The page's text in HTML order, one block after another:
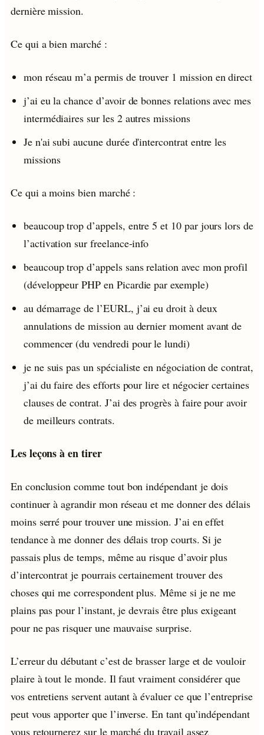
dernière mission.
Ce qui a bien marché :
mon réseau m’a permis de trouver 1 mission en direct
j’ai eu la chance d’avoir de bonnes relations avec mes
intermédiaires sur les 2 autres missions
Je n'ai subi aucune durée d'intercontrat entre les
missions
Ce qui a moins bien marché :
beaucoup trop d’appels, entre 5 et 10 par jours lors de
l’activation sur freelance-info
beaucoup trop d’appels sans relation avec mon profil
(développeur PHP en Picardie par exemple)
au démarrage de l’EURL, j’ai eu droit à deux
annulations de mission au dernier moment avant de
commencer (du vendredi pour le lundi)
je ne suis pas un spécialiste en négociation de contrat,
j’ai du faire des efforts pour lire et négocier certaines
clauses de contrat. J’ai des progrès à faire pour avoir
de meilleurs contrats.
Les leçons à en tirer
En conclusion comme tout bon indépendant je dois
continuer à agrandir mon réseau et me donner des délais
moins serré pour trouver une mission. J’ai en effet
tendance à me donner des délais trop courts. Si je
passais plus de temps, même au risque d’avoir plus
d’intercontrat je pourrais certainement trouver des
choses qui me correspondent plus. Même si je ne me
plains pas pour l’instant, je devrais être plus exigeant
pour ne pas risquer une mauvaise surprise.
L’erreur du débutant c’est de brasser large et de vouloir
plaire à tout le monde. Il faut vraiment considérer que
vos entretiens servent autant à évaluer ce que l’entreprise
peut vous apporter que l’inverse. En tant qu’indépendant
vous retournerez sur le marché du travail assez